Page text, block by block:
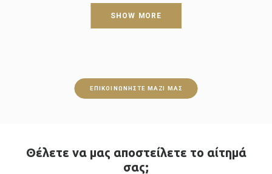
SHOW MORE
ΕΠΙΚΟΙΝΩΝΉΣΤΕ ΜΑΖΊ ΜΑΣ
Θέλετε να μας αποστείλετε το αίτημά
σας;